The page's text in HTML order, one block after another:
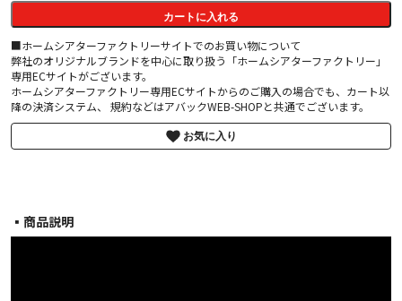
カートに入れる
■ホームシアターファクトリーサイトでのお買い物について
弊社のオリジナルブランドを中心に取り扱う「ホームシアターファクトリー」
専用ECサイトがございます。
ホームシアターファクトリー専用ECサイトからのご購入の場合でも、カート以
降の決済システム、 規約などはアバックWEB-SHOPと共通でございます。
お気に入り
▪︎商品説明